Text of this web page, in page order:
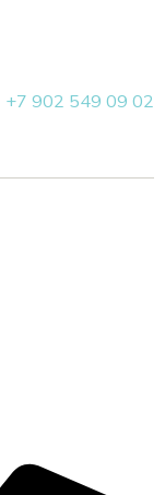
+7 902 549 09 02